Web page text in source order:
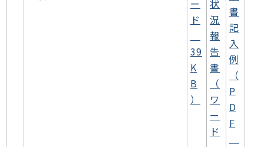
ー
ド
39
K
B
）
状
況
報
告
書
（
ワ
ー
ド
書
記
入
例
（
P
D
F